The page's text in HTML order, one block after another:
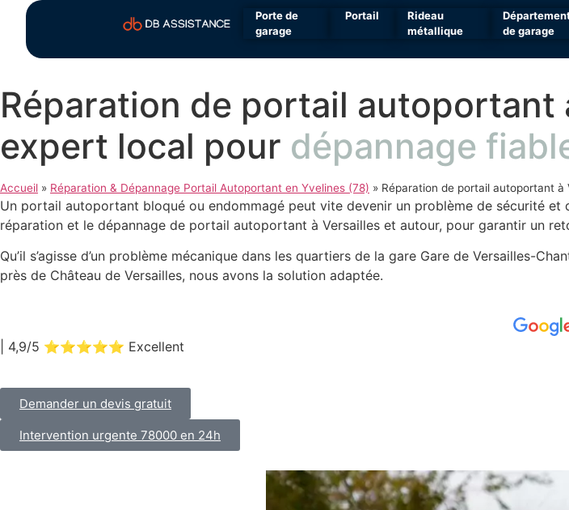
Porte de
garage
Portail
Rideau
métallique
de garage
Réparation de portail
expert local pour dépannage
Accueil » Réparation & Dépannage Portail Autoportant en Yvelines (78) » Réparation de portail autoportant à
Un portail autoportant bloqué ou endommagé peut vite devenir un problème de sécurité et
réparation et le dépannage de portail autoportant à Versailles et autour, pour garantir un
Qu’il s’agisse d’un problème mécanique dans les quartiers de la gare Gare de Versailles-
près de Château de Versailles, nous avons la solution adaptée.
| 4,9/5 ⭐⭐⭐⭐⭐ Excellent
Demander un devis gratuit
Intervention urgente 78000 en 24h